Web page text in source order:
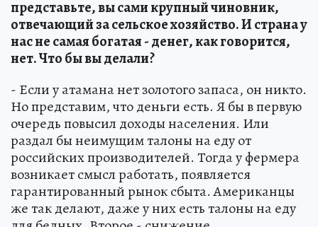
представьте, вы сами крупный чиновник,
отвечающий за сельское хозяйство. И страна у
нас не самая богатая - денег, как говорится,
нет. Что бы вы делали?
- Если у атамана нет золотого запаса, он никто.
Но представим, что деньги есть. Я бы в первую
очередь повысил доходы населения. Или
раздал бы неимущим талоны на еду от
российских производителей. Тогда у фермера
возникает смысл работать, появляется
гарантированный рынок сбыта. Американцы
же так делают, даже у них есть талоны на еду